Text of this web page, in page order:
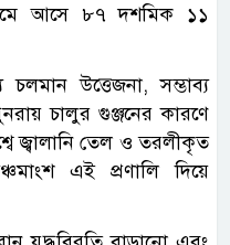
আসে ৮৭ দশমিক ১১
উত্তেজনা, সম্ভাব্য
চালুর গুঞ্জনের কারণে
জ্বালানি তেল ও তরলীকৃত
এই প্রণালি দিয়ে